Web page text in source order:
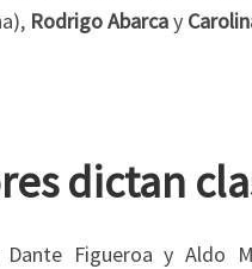
Rodrigo Abarcay
dictan
Dante Figueroa y Aldo